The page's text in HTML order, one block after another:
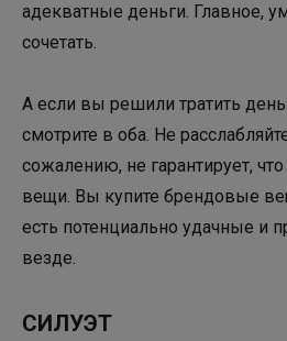
адекватные деньги. Главное,
сочетать.
А если вы решили тратить
смотрите в оба. Не
сожалению, не гарантирует,
вещи. Вы купите брендовые
есть потенциально удачные и
везде.
СИЛУЭТ